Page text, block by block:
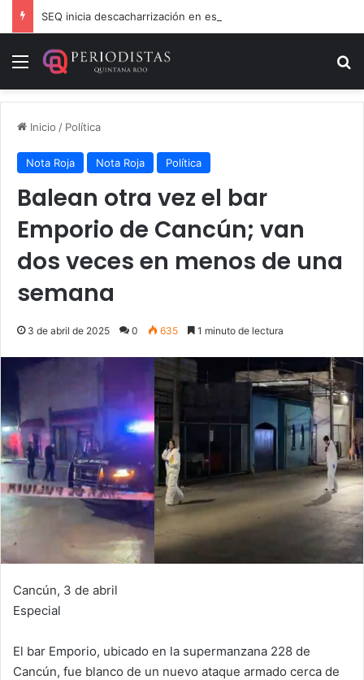
Menú
Inicio / Política
Nota Roja Nota Roja Política
Balean otra vez el bar
Emporio de Cancún; van
dos veces en menos de una
semana
3 de abril de 2025 0 635 1 minuto de lectura
Cancún, 3 de abril
Especial
El bar Emporio, ubicado en la supermanzana 228 de
Cancún, fue blanco de un nuevo ataque armado cerca de